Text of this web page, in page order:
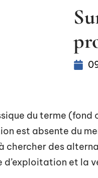
du terme
est absente du
chercher des
et la